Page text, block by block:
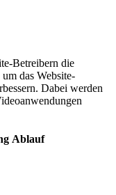
Betreibern die
das Website-
Dabei werden
Ablauf